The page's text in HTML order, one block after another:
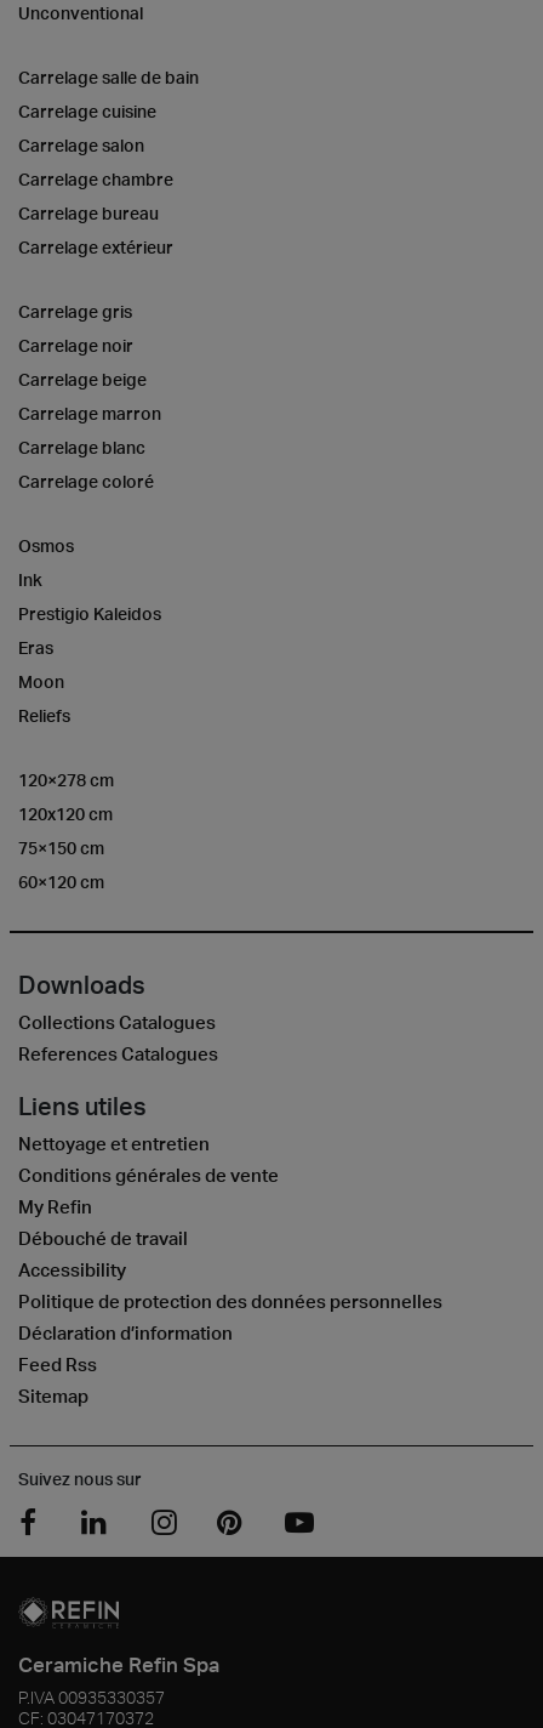
Unconventional
Carrelage salle de bain
Carrelage cuisine
Carrelage salon
Carrelage chambre
Carrelage bureau
Carrelage extérieur
Carrelage gris
Carrelage noir
Carrelage beige
Carrelage marron
Carrelage blanc
Carrelage coloré
Osmos
Ink
Prestigio Kaleidos
Eras
Moon
Reliefs
120×278 cm
120x120 cm
75×150 cm
60×120 cm
Downloads
Collections Catalogues
References Catalogues
Liens utiles
Nettoyage et entretien
Conditions générales de vente
My Refin
Débouché de travail
Accessibility
Politique de protection des données personnelles
Déclaration d’information
Feed Rss
Sitemap
Suivez nous sur
Ceramiche Refin Spa
P.IVA00935330357
CF: 03047170372